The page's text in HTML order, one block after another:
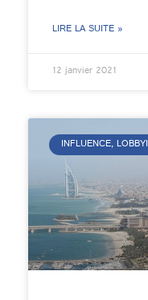
LIRE LA SUITE »
12 janvier 2021
INFLUENCE,